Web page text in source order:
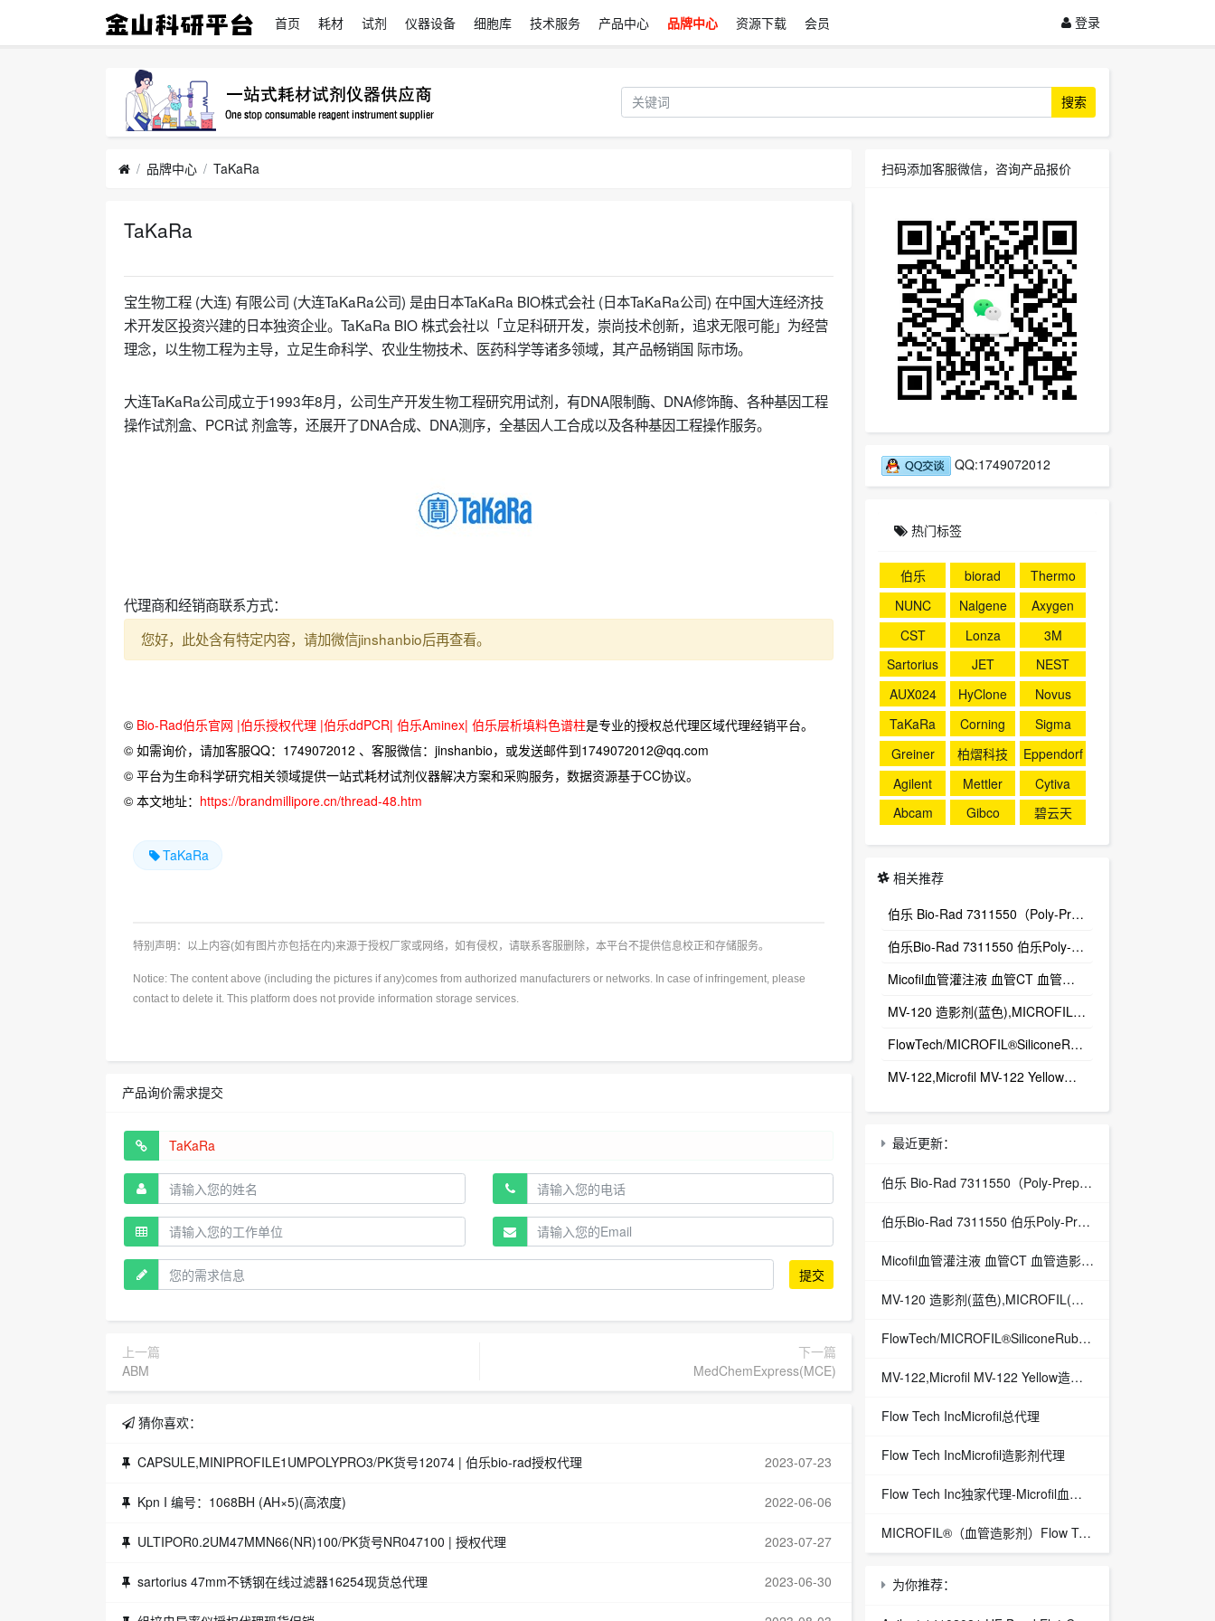
首页 耗材 试剂 仪器设备 细胞库 技术服务 产品中心 品牌中心 资源下载 会员 登录
搜索
品牌中心 TaKaRa
TaKaRa
宝生物工程 (大连) 有限公司 (大连TaKaRa公司) 是由日本TaKaRa BIO株式会社 (日本TaKaRa公司) 在中国大连经济技
术开发区投资兴建的日本独资企业。TaKaRa BIO 株式会社以「立足科研开发，崇尚技术创新，追求无限可能」为经营
理念，以生物工程为主导，立足生命科学、农业生物技术、医药科学等诸多领域，其产品畅销国 际市场。
大连TaKaRa公司成立于1993年8月，公司生产开发生物工程研究用试剂，有DNA限制酶、DNA修饰酶、各种基因工程
操作试剂盒、PCR试 剂盒等，还展开了DNA合成、DNA测序，全基因人工合成以及各种基因工程操作服务。
代理商和经销商联系方式：
您好，此处含有特定内容，请加微信jinshanbio后再查看。
© Bio-Rad伯乐官网 |伯乐授权代理 |伯乐ddPCR| 伯乐Aminex| 伯乐层析填料色谱柱是专业的授权总代理区域代理经销平台。
© 如需询价，请加客服QQ：1749072012 、客服微信：jinshanbio，或发送邮件到1749072012@qq.com
© 平台为生命科学研究相关领域提供一站式耗材试剂仪器解决方案和采购服务，数据资源基于CC协议。
© 本文地址： https://brandmillipore.cn/thread-48.htm
TaKaRa
特别声明：以上内容(如有图片亦包括在内)来源于授权厂家或网络，如有侵权，请联系客服删除，本平台不提供信息校正和存储服务。
Notice: The content above (including the pictures if any)comes from authorized manufacturers or networks. In case of infringement, please
contact to delete it. This platform does not provide information storage services.
产品询价需求提交
提交
上一篇
ABM
下一篇
MedChemExpress(MCE)
猜你喜欢：
CAPSULE,MINIPROFILE1UMPOLYPRO3/PK货号12074 | 伯乐bio-rad授权代理 2023-07-23
Kpn I 编号：1068BH (AH×5)(高浓度) 2022-06-06
ULTIPOR0.2UM47MMN66(NR)100/PK货号NR047100 | 授权代理 2023-07-27
sartorius 47mm不锈钢在线过滤器16254现货总代理 2023-06-30
扫码添加客服微信，咨询产品报价
QQ:1749072012
热门标签
伯乐 biorad
Thermo
NUNC
Nalgene
Axygen
CST
Lonza
3M
Sartorius
JET
NEST
AUX024
HyClone
Novus
TaKaRa
Corning
Sigma
Greiner
柏熠科技
Eppendorf
Agilent
Mettler
Cytiva
Abcam
Gibco 碧云天
相关推荐
伯乐 Bio-Rad 7311550（Poly-Prep® 层析空柱，50 个 / 包）
伯乐Bio-Rad 7311550 伯乐Poly-Prep ® Chromatography Columns
Micofil血管灌注液 血管CT 血管造影剂中国总代理
MV-120 造影剂(蓝色),MICROFIL(血管造影剂)Flow Tech, Inc总代理
FlowTech/MICROFIL®SiliconeRubberInjectionCompounds血管造影剂/MV-122/Yellow
MV-122,Microfil MV-122 Yellow造影剂
最近更新：
伯乐 Bio-Rad 7311550（Poly-Prep® 层析空柱，50 个 / 包）
伯乐Bio-Rad 7311550 伯乐Poly-Prep ® Chromatography Columns
Micofil血管灌注液 血管CT 血管造影剂中国总代理
MV-120 造影剂(蓝色),MICROFIL(血管造影剂)Flow Tech, Inc总代理
FlowTech/MICROFIL®SiliconeRubberInjectionCompounds血管造影剂/MV-122/Yellow
MV-122,Microfil MV-122 Yellow造影剂
Flow Tech IncMicrofil总代理
Flow Tech IncMicrofil造影剂代理
Flow Tech Inc独家代理-Microfil血管造影剂-现货供应
MICROFIL®（血管造影剂）Flow Tech, Inc.公司中国代理
为你推荐：